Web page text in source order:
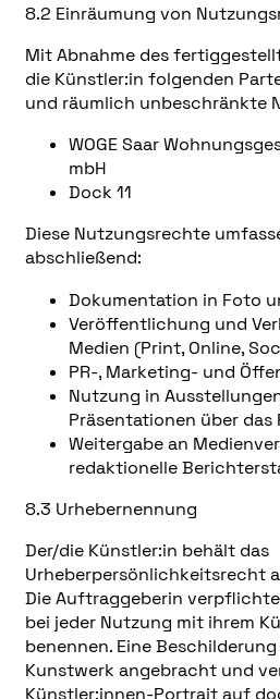
8.2 Einräumung von
Mit Abnahme des
die Künstler:in folgenden
und räumlich unbeschränkte
WOGE Saar
mbH
Dock 11
Diese Nutzungsrechte
abschließend:
Dokumentation in Foto
Veröffentlichung und
Medien (Print, Online,
PR-, Marketing- und
Nutzung in
Präsentationen über das
Weitergabe an
redaktionelle
8.3 Urhebernennung
Der/die Künstler:in behält das
Urheberpersönlichkeitsrecht
Die Auftraggeberin
bei jeder Nutzung mit ihrem
benennen. Eine
Kunstwerk angebracht und